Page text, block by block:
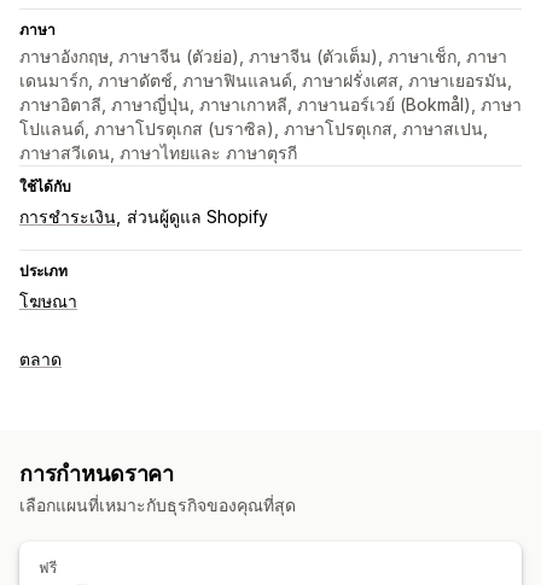
ภาษา
ภาษาอังกฤษ, ภาษาจีน (ตัวย่อ), ภาษาจีน (ตัวเต็ม), ภาษาเช็ก, ภาษา
เดนมาร์ก, ภาษาดัตช์, ภาษาฟินแลนด์, ภาษาฝรั่งเศส, ภาษาเยอรมัน,
ภาษาอิตาลี, ภาษาญี่ปุ่น, ภาษาเกาหลี, ภาษานอร์เวย์ (Bokmål), ภาษา
โปแลนด์, ภาษาโปรตุเกส (บราซิล), ภาษาโปรตุเกส, ภาษาสเปน,
ภาษาสวีเดน, ภาษาไทยและ ภาษาตุรกี
ใช้ได้กับ
การชำระเงิน ส่วนผู้ดูแล Shopify
ประเภท
โฆษณา
ตลาด
การกำหนดราคา
เลือกแผนที่เหมาะกับธุรกิจของคุณที่สุด
ฟรี